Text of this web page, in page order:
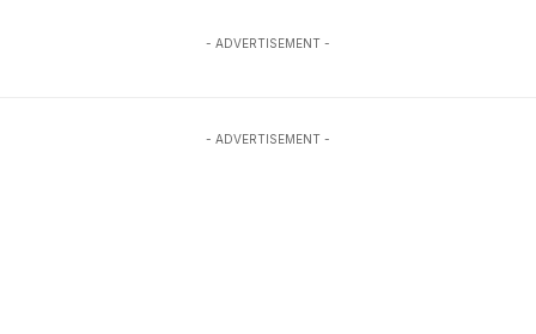
- ADVERTISEMENT -
- ADVERTISEMENT -